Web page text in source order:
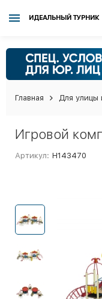
ИДЕАЛЬНЫЙ ТУРНИК
Главная Для улицы
Игровой
Артикул: Н143470